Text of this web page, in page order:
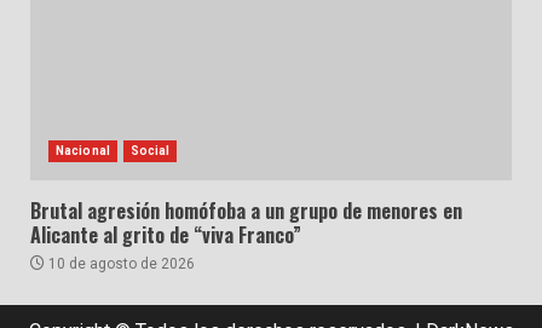
Nacional Social
Brutal agresión homófoba a un grupo de menores en
Alicante al grito de “viva Franco”
10 de agosto de 2026